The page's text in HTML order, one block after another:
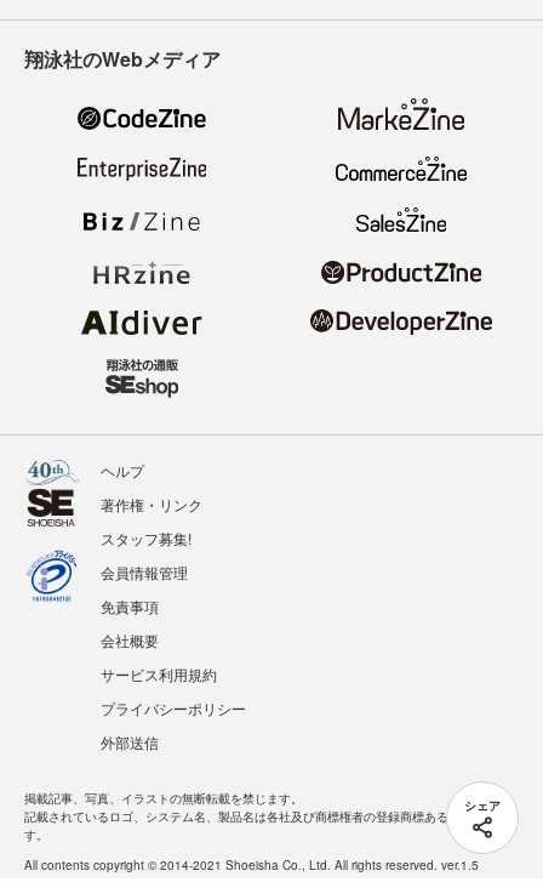
シェア
翔泳社のWebメディア
ヘルプ
著作権・リンク
スタッフ募集!
会員情報管理
免責事項
会社概要
サービス利用規約
プライバシーポリシー
外部送信
掲載記事、写真、イラストの無断転載を禁じます。
記載されているロゴ、システム名、製品名は各社及び商標権者の登録商標あるいは商標で
す。
All contents copyright © 2014-2021 Shoeisha Co., Ltd. All rights reserved. ver.1.5